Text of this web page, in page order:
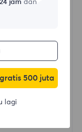
dunia
jam dan
500 juta
lagi